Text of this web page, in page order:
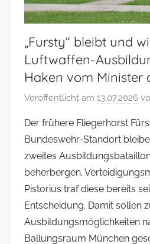
„Fursty“ bleibt und
Luftwaffen-
Haken vom Minister
Veröffentlicht am 13.07.2026
Der frühere Fliegerhorst
Bundeswehr-Standort
zweites
beherbergen.
Pistorius traf diese bereits
Entscheidung. Damit sollen
Ausbildungsmöglichkeiten
Ballungsraum München